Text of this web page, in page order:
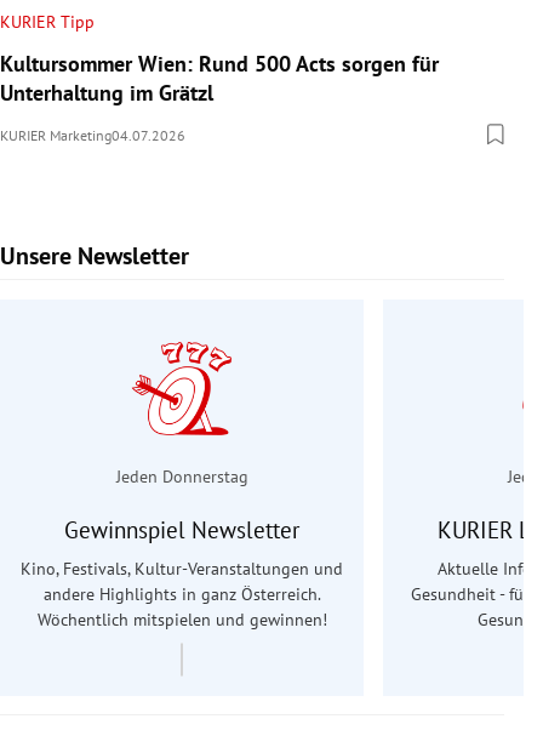
KURIER Tipp
Kultursommer Wien: Rund 500 Acts sorgen für
Unterhaltung im Grätzl
KURIER Marketing04.07.2026
Unsere Newsletter
Slide 1 von 6
Jeden Donnerstag
Gewinnspiel Newsletter
Kino, Festivals, Kultur-Veranstaltungen und
andere Highlights in ganz Österreich.
Wöchentlich mitspielen und gewinnen!
KURIER
Aktuelle
Gesundheit - für